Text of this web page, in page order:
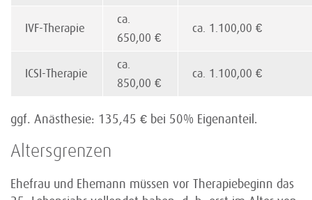
IVF-Therapie
ca.
650,00 €
ca. 1.100,00 €
ICSI-Therapie
ca.
850,00 €
ca. 1.100,00 €
ggf. Anästhesie: 135,45 € bei 50% Eigenanteil.
Altersgrenzen
Ehefrau und Ehemann müssen vor Therapiebeginn das